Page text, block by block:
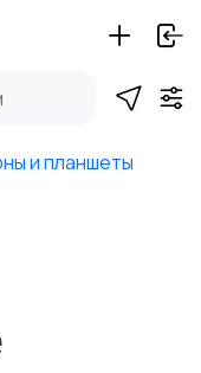
и планшеты